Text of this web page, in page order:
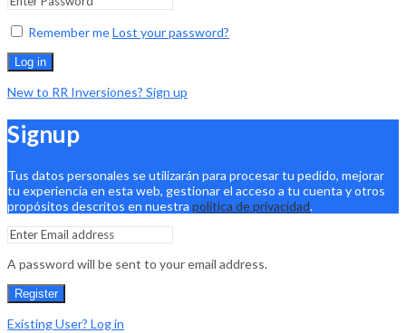
Remember meLost your password?
Log in
New to RR Inversiones? Sign up
Signup
Tus datos personales se utilizarán para procesar tu pedido, mejorar
tu experiencia en esta web, gestionar el acceso a tu cuenta y otros
propósitos descritos en nuestra política de privacidad.
A password will be sent to your email address.
Register
Existing User? Log in